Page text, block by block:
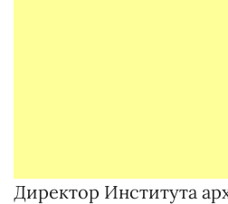
Директор Института